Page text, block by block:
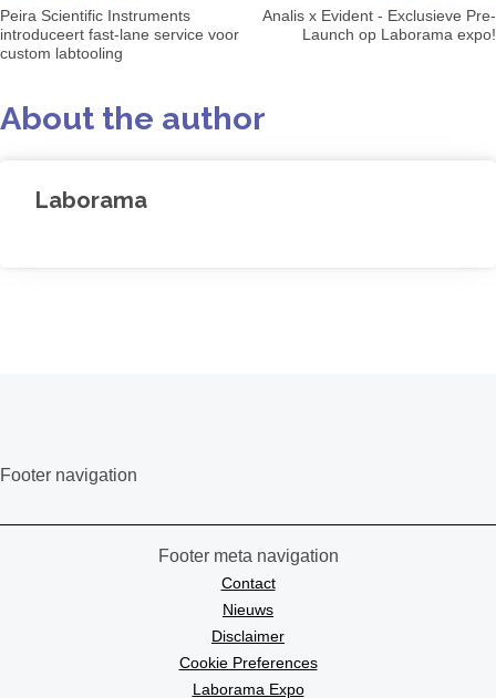
Peira Scientific Instruments
introduceert fast-lane service voor
custom labtooling
Analis x Evident - Exclusieve Pre-
Launch op Laborama expo!
About the author
Laborama
Footer navigation
Footer meta navigation
Contact
Nieuws
Disclaimer
Cookie Preferences
Laborama Expo